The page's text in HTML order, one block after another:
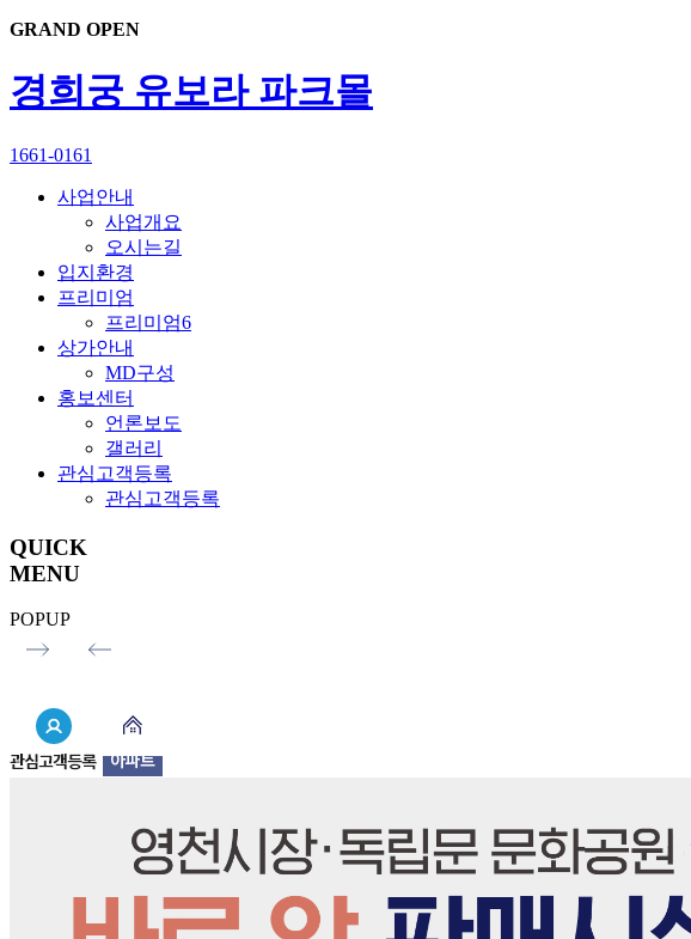
GRAND OPEN
경희궁 유보라 파크몰
1661-0161
사업안내
사업개요
오시는길
입지환경
프리미엄
프리미엄6
상가안내
MD구성
홍보센터
언론보도
갤러리
관심고객등록
관심고객등록
QUICK
MENU
POPUP